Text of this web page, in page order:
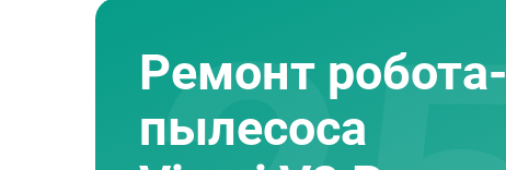
Ремонт робота-
пылесоса